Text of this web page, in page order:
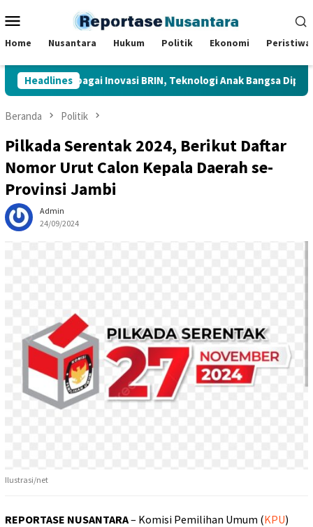
ke
Mobile
Home Nusantara Hukum Politik Ekonomi Peristiwa
Headlines
Berbagai Inovasi BRIN, Teknologi Anak Bangsa Dipamerkan
Beranda Politik
Pilkada Serentak 2024, Berikut Daftar
Nomor Urut Calon Kepala Daerah se-
Provinsi Jambi
Admin
24/09/2024
Ilustrasi/net
REPORTASE NUSANTARA– Komisi Pemilihan Umum (KPU)